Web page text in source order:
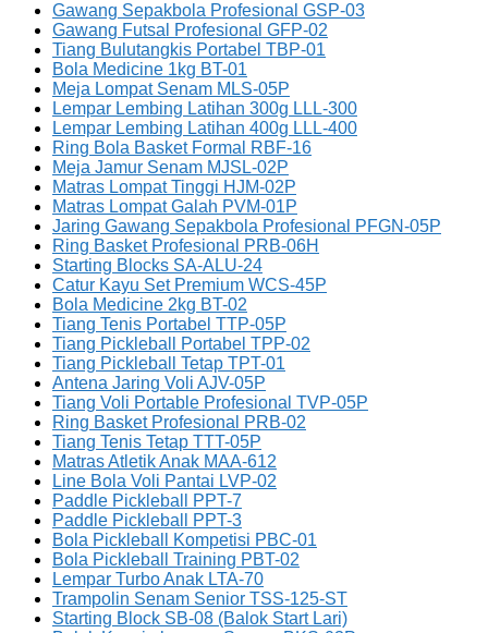
Gawang Sepakbola Profesional GSP-03
Gawang Futsal Profesional GFP-02
Tiang Bulutangkis Portabel TBP-01
Bola Medicine 1kg BT-01
Meja Lompat Senam MLS-05P
Lempar Lembing Latihan 300g LLL-300
Lempar Lembing Latihan 400g LLL-400
Ring Bola Basket Formal RBF-16
Meja Jamur Senam MJSL-02P
Matras Lompat Tinggi HJM-02P
Matras Lompat Galah PVM-01P
Jaring Gawang Sepakbola Profesional PFGN-05P
Ring Basket Profesional PRB-06H
Starting Blocks SA-ALU-24
Catur Kayu Set Premium WCS-45P
Bola Medicine 2kg BT-02
Tiang Tenis Portabel TTP-05P
Tiang Pickleball Portabel TPP-02
Tiang Pickleball Tetap TPT-01
Antena Jaring Voli AJV-05P
Tiang Voli Portable Profesional TVP-05P
Ring Basket Profesional PRB-02
Tiang Tenis Tetap TTT-05P
Matras Atletik Anak MAA-612
Line Bola Voli Pantai LVP-02
Paddle Pickleball PPT-7
Paddle Pickleball PPT-3
Bola Pickleball Kompetisi PBC-01
Bola Pickleball Training PBT-02
Lempar Turbo Anak LTA-70
Trampolin Senam Senior TSS-125-ST
Starting Block SB-08 (Balok Start Lari)